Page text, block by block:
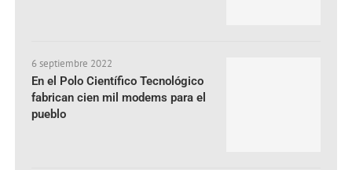
6 septiembre 2022
En el Polo Científico Tecnológico
fabrican cien mil modems para el
pueblo